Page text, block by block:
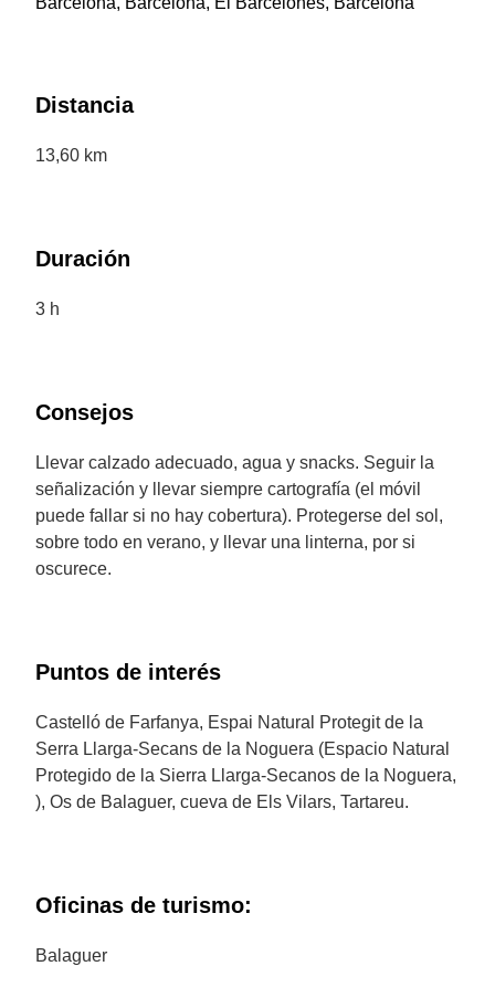
Distancia
13,60 km
Duración
3 h
Consejos
Llevar calzado adecuado, agua y snacks. Seguir la
señalización y llevar siempre cartografía (el móvil
puede fallar si no hay cobertura). Protegerse del sol,
sobre todo en verano, y llevar una linterna, por si
oscurece.
Puntos de interés
Castelló de Farfanya, Espai Natural Protegit de la
Serra Llarga-Secans de la Noguera (Espacio Natural
Protegido de la Sierra Llarga-Secanos de la Noguera,
), Os de Balaguer, cueva de Els Vilars, Tartareu.
Oficinas de turismo:
Balaguer